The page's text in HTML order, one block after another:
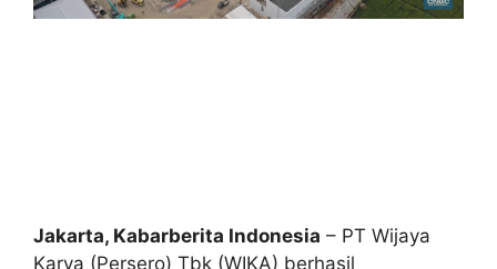
Jakarta, Kabarberita Indonesia – PT Wijaya
Karya (Persero) Tbk (WIKA) berhasil